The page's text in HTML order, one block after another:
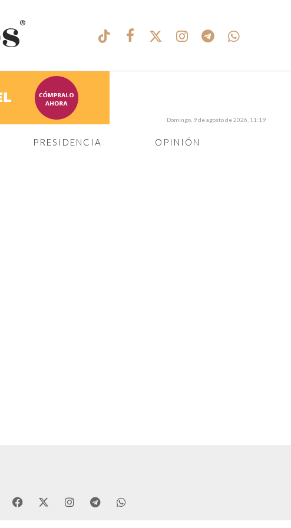
®
PRESIDENCIA OPINIÓN
Domingo, 9 de agosto de 2026, 11:19